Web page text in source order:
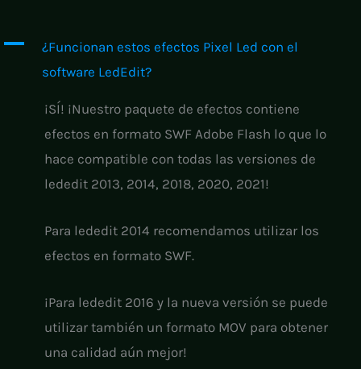
A
¿Funcionan estos efectos Pixel Led con el
software LedEdit?
¡SÍ! ¡Nuestro paquete de efectos contiene
efectos en formato SWF Adobe Flash lo que lo
hace compatible con todas las versiones de
lededit 2013, 2014, 2018, 2020, 2021!
Para lededit 2014 recomendamos utilizar los
efectos en formato SWF.
¡Para lededit 2016 y la nueva versión se puede
utilizar también un formato MOV para obtener
una calidad aún mejor!